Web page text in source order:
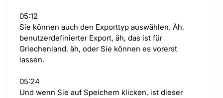
05:12
Sie können auch den Exporttyp auswählen. Äh,
benutzerdefinierter Export, äh, das ist für
Griechenland, äh, oder Sie können es vorerst
lassen.
05:24
Und wenn Sie auf Speichern klicken, ist dieser